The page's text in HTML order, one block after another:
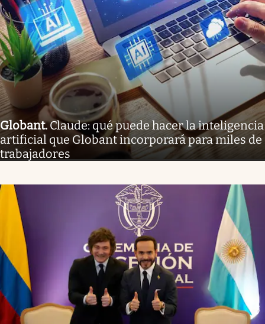
Globant.Claude: qué puede hacer la inteligencia
artificial que Globant incorporará para miles de
trabajadores